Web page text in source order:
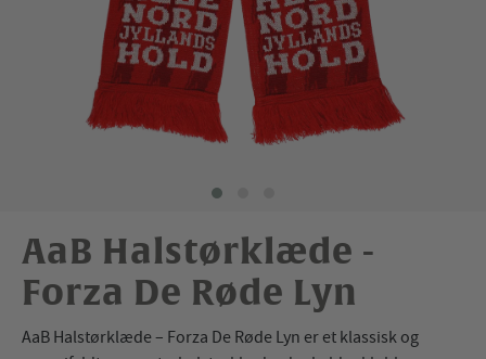
AaB Halstørklæde -
Forza De Røde Lyn
AaB Halstørklæde – Forza De Røde Lyn er et klassisk og